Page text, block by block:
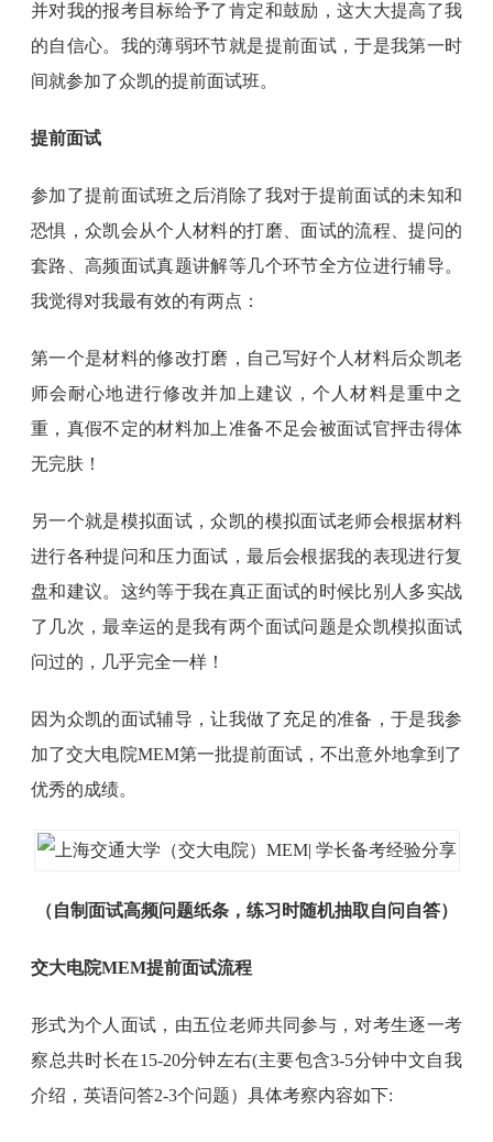
并对我的报考目标给予了肯定和鼓励，这大大提高了我
的自信心。我的薄弱环节就是提前面试，于是我第一时
间就参加了众凯的提前面试班。
提前面试
参加了提前面试班之后消除了我对于提前面试的未知和
恐惧，众凯会从个人材料的打磨、面试的流程、提问的
套路、高频面试真题讲解等几个环节全方位进行辅导。
我觉得对我最有效的有两点：
第一个是材料的修改打磨，自己写好个人材料后众凯老
师会耐心地进行修改并加上建议，个人材料是重中之
重，真假不定的材料加上准备不足会被面试官抨击得体
无完肤！
另一个就是模拟面试，众凯的模拟面试老师会根据材料
进行各种提问和压力面试，最后会根据我的表现进行复
盘和建议。这约等于我在真正面试的时候比别人多实战
了几次，最幸运的是我有两个面试问题是众凯模拟面试
问过的，几乎完全一样！
因为众凯的面试辅导，让我做了充足的准备，于是我参
加了交大电院MEM第一批提前面试，不出意外地拿到了
优秀的成绩。
（自制面试高频问题纸条，练习时随机抽取自问自答）
交大电院MEM提前面试流程
形式为个人面试，由五位老师共同参与，对考生逐一考
察总共时长在15-20分钟左右(主要包含3-5分钟中文自我
介绍，英语问答2-3个问题）具体考察内容如下: